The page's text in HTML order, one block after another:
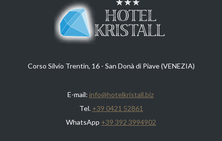
Corso Silvio Trentin, 16 - San Donà di Piave (VENEZIA)
E-mail: info@hotelkristall.biz
Tel. +39 0421 52861
WhatsApp +39 392 3994902